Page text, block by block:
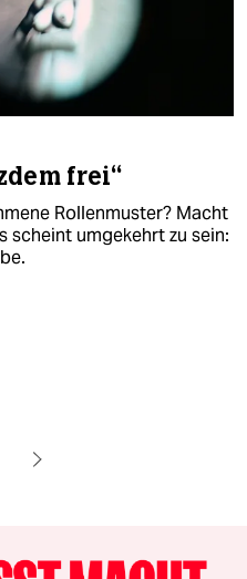
frei“
Rollenmuster? Macht
scheint umgekehrt zu sein: